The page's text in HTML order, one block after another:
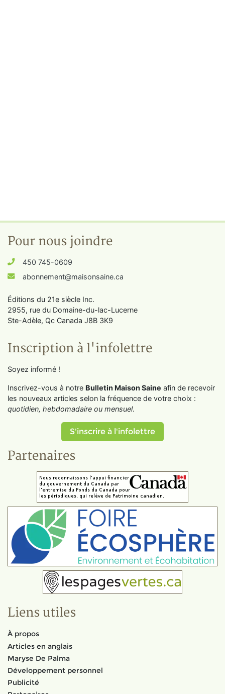
Pour nous joindre
450 745-0609
abonnement@maisonsaine.ca
Éditions du 21e siècle Inc.
2955, rue du Domaine-du-lac-Lucerne
Ste-Adèle, Qc Canada J8B 3K9
Inscription à l'infolettre
Soyez informé !
Inscrivez-vous à notre Bulletin Maison Saine afin de recevoir
les nouveaux articles selon la fréquence de votre choix :
quotidien, hebdomadaire ou mensuel.
S'inscrire à l'infolettre
Partenaires
Liens utiles
À propos
Articles en anglais
Maryse De Palma
Développement personnel
Publicité